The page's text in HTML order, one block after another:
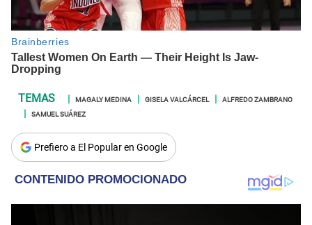
MAGALY MEDINA GISELA VALCÁRCEL
ALFREDO ZAMBRANO
SAMUEL SUÁREZ
Prefiero a El Popular en Google